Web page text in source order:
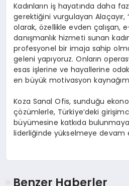
Kadınların iş hayatında daha
gerektiğini vurgulayan Alaçayır,
olarak, özellikle evden çalışan,
danışmanlık hizmeti sunan
profesyonel bir imaja sahip
geleni yapıyoruz. Onların
esas işlerine ve hayallerine
en büyük motivasyon
Koza Sanal Ofis, sunduğu
çözümlerle, Türkiye’deki
büyümesine katkıda bulunmaya
liderliğinde yükselmeye devam
Benzer Haberler